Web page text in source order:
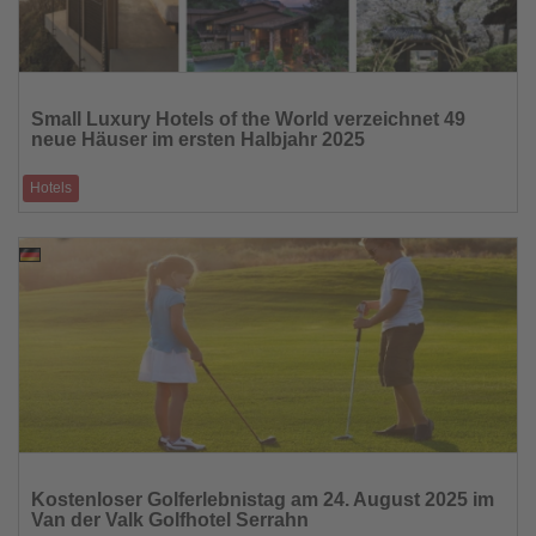
die
Nachrichten
Small Luxury Hotels of the World verzeichnet 49
neue Häuser im ersten Halbjahr 2025
Hotels
Marke angeschlosse
die
Nachrichten
Kostenloser Golferlebnistag am 24. August 2025 im
Van der Valk Golfhotel Serrahn